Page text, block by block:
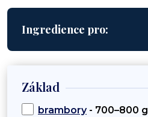
Ingredience pro:
Základ
brambory- 700–800 g